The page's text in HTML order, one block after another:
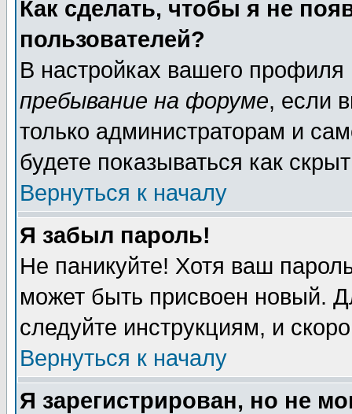
Как сделать, чтобы я не
пользователей?
В настройках вашего
пребывание на форуме, если
только администраторам и
будете показываться как
Вернуться к началу
Я забыл пароль!
Не паникуйте! Хотя ваш
может быть присвоен новый.
следуйте инструкциям, и
Вернуться к началу
Я зарегистрирован, но не